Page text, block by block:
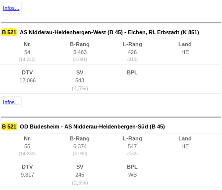
Infos...
B 521 AS Nidderau-Heldenbergen-West (B 45) - Eichen, Ri. Erbstadt (K 851)
Nr.
54
(14.240)
B-Rang
5.463
(3.091)
L-Rang
426
(413)
Land
HE
DTV
12.066
SV
543
(4,5%)
BPL
Infos...
B 521 OD Büdesheim - AS Nidderau-Heldenbergen-Süd (B 45)
Nr.
55
(14.239)
B-Rang
6.374
(3.990)
L-Rang
547
(532)
Land
HE
DTV
9.817
SV
245
(2,5%)
BPL
WB